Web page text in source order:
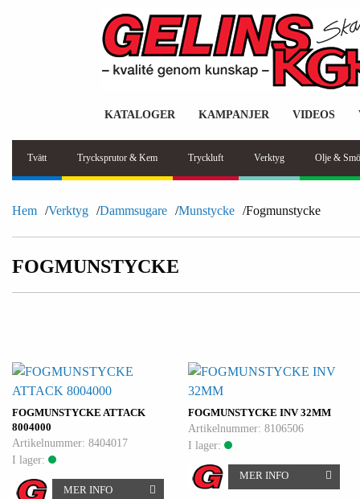
KATALOGER KAMPANJER VIDEOS
Tvätt Trycksprutor & Kem Tryckluft Verktyg Olje &
Hem Verktyg Dammsugare Munstycke Fogmunstycke
FOGMUNSTYCKE
FOGMUNSTYCKE ATTACK
8004000
Artikelnummer: 8404017
I lager:
MER INFO
FOGMUNSTYCKE INV 32MM
Artikelnummer: 8106506
I lager:
MER INFO